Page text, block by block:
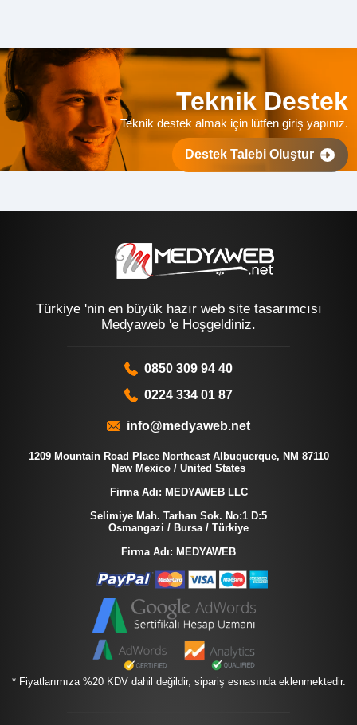
Teknik Destek
Teknik destek almak için lütfen giriş yapınız.
Destek Talebi Oluştur
Türkiye 'nin en büyük hazır web site tasarımcısı
Medyaweb 'e Hoşgeldiniz.
0850 309 94 40
0224 334 01 87
info@medyaweb.net
1209 Mountain Road Place Northeast Albuquerque, NM 87110
New Mexico / United States
Firma Adı: MEDYAWEB LLC
Selimiye Mah. Tarhan Sok. No:1 D:5
Osmangazi / Bursa / Türkiye
Firma Adı: MEDYAWEB
* Fiyatlarımıza %20 KDV dahil değildir, sipariş esnasında eklenmektedir.